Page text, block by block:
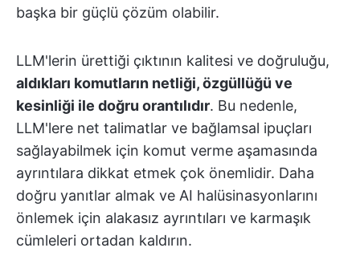
başka bir güçlü çözüm olabilir.
LLM'lerin ürettiği çıktının kalitesi ve doğruluğu,
aldıkları komutların netliği, özgüllüğü ve
kesinliği ile doğru orantılıdır. Bu nedenle,
LLM'lere net talimatlar ve bağlamsal ipuçları
sağlayabilmek için komut verme aşamasında
ayrıntılara dikkat etmek çok önemlidir. Daha
doğru yanıtlar almak ve AI halüsinasyonlarını
önlemek için alakasız ayrıntıları ve karmaşık
cümleleri ortadan kaldırın.